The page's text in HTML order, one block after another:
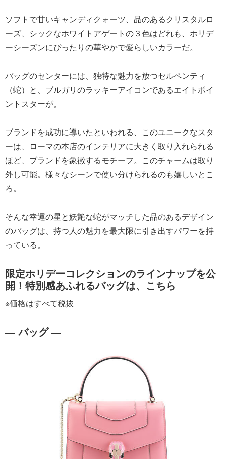
ソフトで甘いキャンディクォーツ、品のあるクリスタルロ
ーズ、シックなホワイトアゲートの３色はどれも、ホリデ
ーシーズンにぴったりの華やかで愛らしいカラーだ。
バッグのセンターには、独特な魅力を放つセルペンティ
（蛇）と、ブルガリのラッキーアイコンであるエイトポイ
ントスターが。
ブランドを成功に導いたといわれる、このユニークなスタ
ーは、ローマの本店のインテリアに大きく取り入れられる
ほど、ブランドを象徴するモチーフ。このチャームは取り
外し可能。様々なシーンで使い分けられるのも嬉しいとこ
ろ。
そんな幸運の星と妖艶な蛇がマッチした品のあるデザイン
のバッグは、持つ人の魅力を最大限に引き出すパワーを持
っている。
限定ホリデーコレクションのラインナップを公
開！特別感あふれるバッグは、こちら
※価格はすべて税抜
― バッグ ―